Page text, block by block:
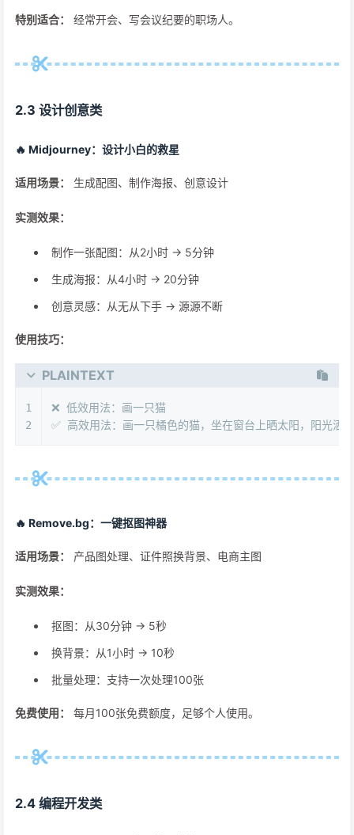
特别适合： 经常开会、写会议纪要的职场人。
2.3 设计创意类
🔥 Midjourney：设计小白的救星
适用场景： 生成配图、制作海报、创意设计
实测效果：
制作一张配图：从2小时 → 5分钟
生成海报：从4小时 → 20分钟
创意灵感：从无从下手 → 源源不断
使用技巧：
PLAINTEXT
1
2
❌ 低效用法：画一只猫
✅ 高效用法：画一只橘色的猫，坐在窗台上晒太阳，阳光洒
🔥 Remove.bg：一键抠图神器
适用场景： 产品图处理、证件照换背景、电商主图
实测效果：
抠图：从30分钟 → 5秒
换背景：从1小时 → 10秒
批量处理：支持一次处理100张
免费使用： 每月100张免费额度，足够个人使用。
2.4 编程开发类